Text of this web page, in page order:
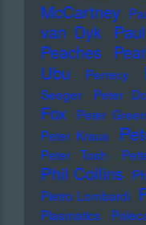
McCartney
van Dyk
Peaches
Ubu
Perrecy
Seeger
Peter
Fox
Peter Green
Peter Kraus
Peter Tosh
Phil Collins
Pietro Lombardi
Plasmatics